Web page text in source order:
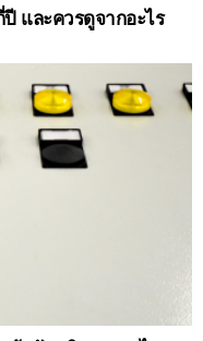
และควรดูจากอะไร